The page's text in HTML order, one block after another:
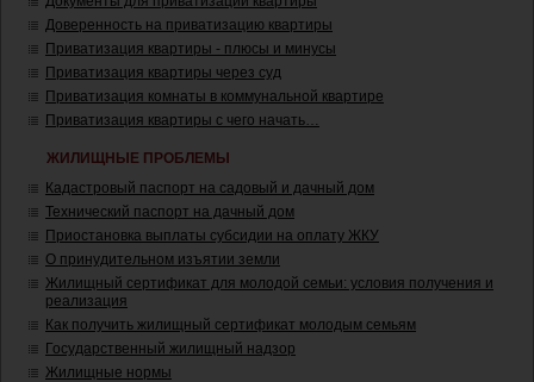
Доверенность на приватизацию квартиры
Приватизация квартиры - плюсы и минусы
Приватизация квартиры через суд
Приватизация комнаты в коммунальной квартире
Приватизация квартиры с чего начать…
ЖИЛИЩНЫЕ ПРОБЛЕМЫ
Кадастровый паспорт на садовый и дачный дом
Технический паспорт на дачный дом
Приостановка выплаты субсидии на оплату ЖКУ
О принудительном изъятии земли
Жилищный сертификат для молодой семьи: условия получения и
реализация
Как получить жилищный сертификат молодым семьям
Государственный жилищный надзор
Жилищные нормы